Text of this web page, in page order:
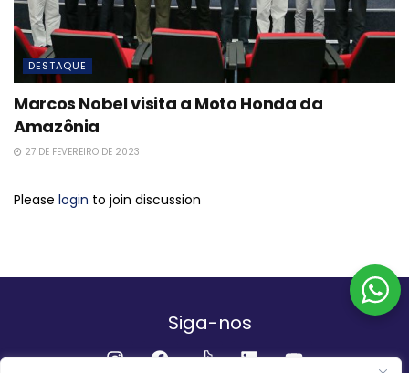
DESTAQUE
Marcos Nobel visita a Moto Honda da
Amazônia
27 DE FEVEREIRO DE 2023
Please login to join discussion
Siga-nos